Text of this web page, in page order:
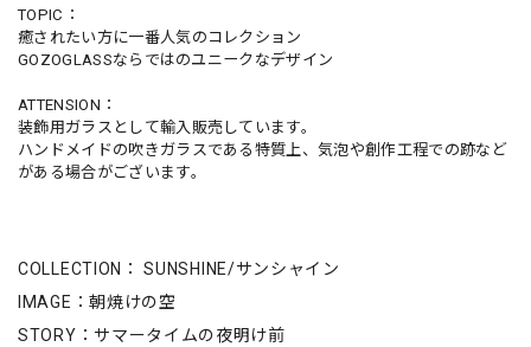
TOPIC：
癒されたい方に一番人気のコレクション
GOZOGLASSならではのユニークなデザイン
ATTENSION：
装飾用ガラスとして輸入販売しています。
ハンドメイドの吹きガラスである特質上、気泡や創作工程での跡など
がある場合がございます。
COLLECTION： SUNSHINE/サンシャイン
IMAGE：朝焼けの空
STORY：サマータイムの夜明け前